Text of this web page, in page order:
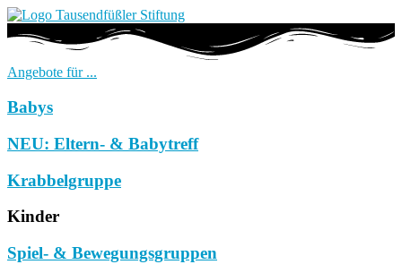
Angebote für ...
Babys
NEU: Eltern- & Babytreff
Krabbelgruppe
Kinder
Spiel- & Bewegungsgruppen